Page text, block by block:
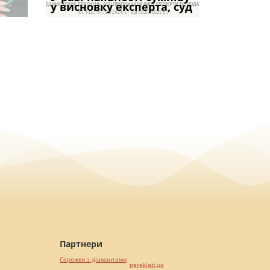
за ігн фраза «на
опублі ПРАКТИКИ», АБО
доведенн віком: чи
у висновку експерта, суд
Партнери
Сережки з діамантами
pereklad.ua